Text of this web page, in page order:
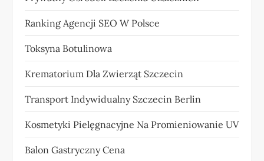
Ranking Agencji SEO W Polsce
Toksyna Botulinowa
Krematorium Dla Zwierząt Szczecin
Transport Indywidualny Szczecin Berlin
Kosmetyki Pielęgnacyjne Na Promieniowanie UV
Balon Gastryczny Cena